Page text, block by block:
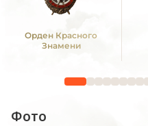
Орден Красного
Знамени
Фото